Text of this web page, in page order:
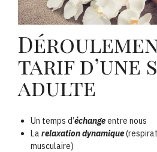
tarif d’une
adulte
Un temps d’échangeentre nous
La relaxation dynamique
musculaire)